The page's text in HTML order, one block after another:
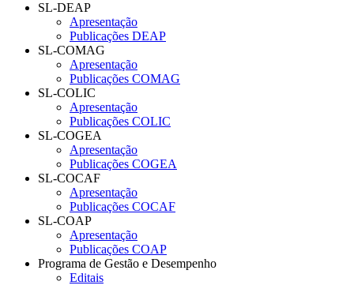
SL-DEAP
Apresentação
Publicações DEAP
SL-COMAG
Apresentação
Publicações COMAG
SL-COLIC
Apresentação
Publicações COLIC
SL-COGEA
Apresentação
Publicações COGEA
SL-COCAF
Apresentação
Publicações COCAF
SL-COAP
Apresentação
Publicações COAP
Programa de Gestão e Desempenho
Editais